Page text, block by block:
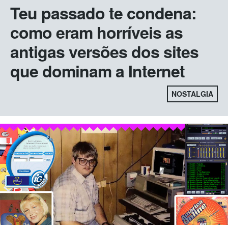
Teu passado te condena:
como eram horríveis as
antigas versões dos sites
que dominam a Internet
NOSTALGIA